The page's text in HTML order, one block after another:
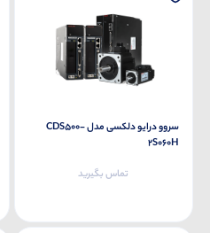
سروو درایو دلکسی مدل CDS500-
2S060H
تماس بگیرید